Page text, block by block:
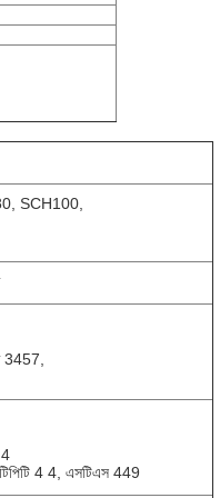
SCH100,
3457,
4 4, এসটিএস 449